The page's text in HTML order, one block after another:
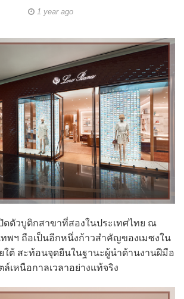
1 year ago
ดตัวบูติกสาขาที่สองในประเทศไทย ณ
พฯ ถือเป็นอีกหนึ่งก้าวสำคัญของเมซงใน
ใต้ สะท้อนจุดยืนในฐานะผู้นำด้านงานฝีมือ
เหนือกาลเวลาอย่างแท้จริง